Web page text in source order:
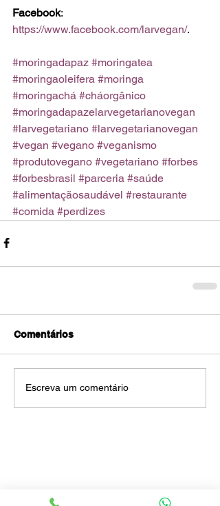
Facebook:
https://www.facebook.com/larvegan/.
#moringadapaz #moringatea
#moringaoleifera #moringa
#moringachá #cháorgânico
#moringadapazelarvegetarianovegan
#larvegetariano #larvegetarianovegan
#vegan #vegano #veganismo
#produtovegano #vegetariano #forbes
#forbesbrasil #parceria #saúde
#alimentaçãosaudável #restaurante
#comida #perdizes
Comentários
Escreva um comentário